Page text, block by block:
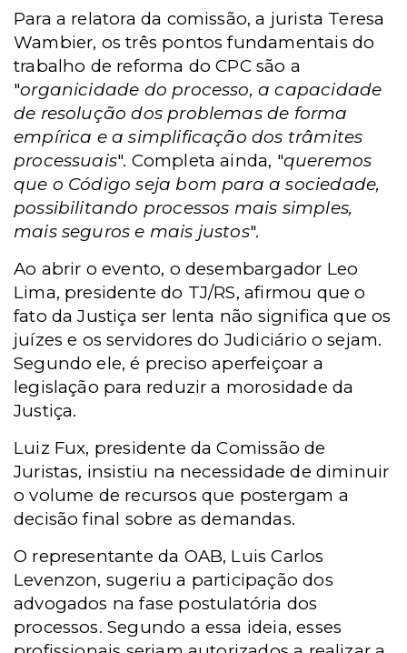
Para a relatora da comissão, a jurista Teresa
Wambier, os três pontos fundamentais do
trabalho de reforma do CPC são a
"organicidade do processo, a capacidade
de resolução dos problemas de forma
empírica e a simplificação dos trâmites
processuais". Completa ainda, "queremos
que o Código seja bom para a sociedade,
possibilitando processos mais simples,
mais seguros e mais justos".
Ao abrir o evento, o desembargador Leo
Lima, presidente do TJ/RS, afirmou que o
fato da Justiça ser lenta não significa que os
juízes e os servidores do Judiciário o sejam.
Segundo ele, é preciso aperfeiçoar a
legislação para reduzir a morosidade da
Justiça.
Luiz Fux, presidente da Comissão de
Juristas, insistiu na necessidade de diminuir
o volume de recursos que postergam a
decisão final sobre as demandas.
O representante da OAB, Luis Carlos
Levenzon, sugeriu a participação dos
advogados na fase postulatória dos
processos. Segundo a essa ideia, esses